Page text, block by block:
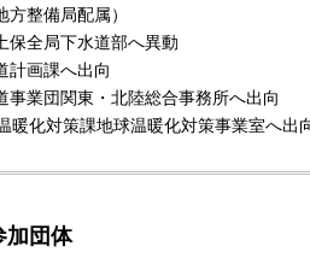
整備局配属）
全局下水道部へ異動
画課へ出向
業団関東・北陸総合事務所へ出向
化対策課地球温暖化対策事業室へ出向
団体